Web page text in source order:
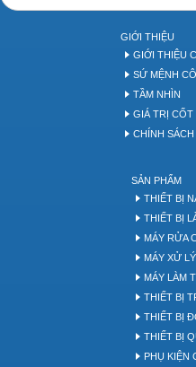
GIỚI THIỆU
GIỚI THIỆU
SỨ MỆNH
TẦM NHÌN
GIÁ TRỊ CỐT
CHÍNH
SẢN PHẨM
THIẾT BỊ
THIẾT BỊ
MÁY RỬA
MÁY XỬ
MÁY LÀM
THIẾT BỊ
THIẾT BỊ
THIẾT BỊ
PHỤ KIỆN